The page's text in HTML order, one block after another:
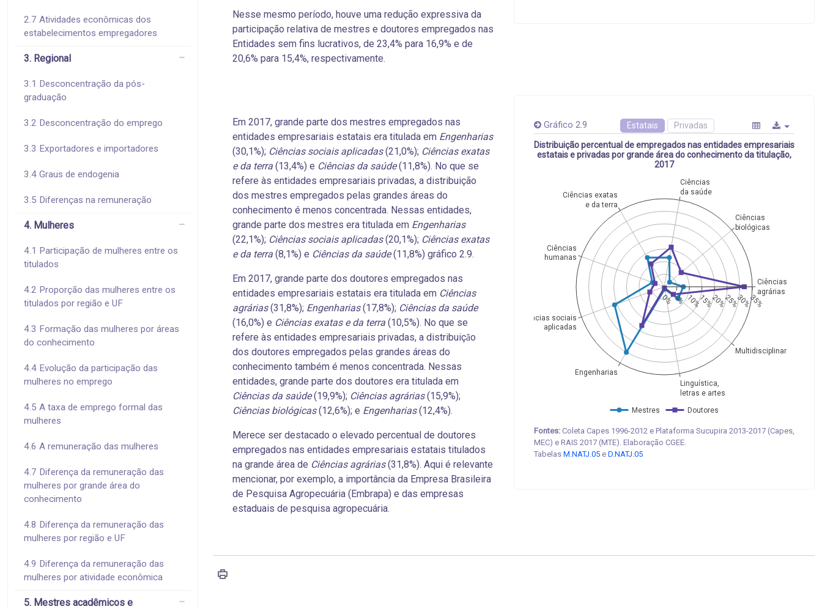
2.7 Atividades econômicas dos
estabelecimentos empregadores
3. Regional
3.1 Desconcentração da pós-
graduação
3.2 Desconcentração do emprego
3.3 Exportadores e importadores
3.4 Graus de endogenia
3.5 Diferenças na remuneração
4. Mulheres
4.1 Participação de mulheres entre os
titulados
4.2 Proporção das mulheres entre os
titulados por região e UF
4.3 Formação das mulheres por áreas
do conhecimento
4.4 Evolução da participação das
mulheres no emprego
4.5 A taxa de emprego formal das
mulheres
4.6 A remuneração das mulheres
4.7 Diferença da remuneração das
mulheres por grande área do
conhecimento
4.8 Diferença da remuneração das
mulheres por região e UF
4.9 Diferença da remuneração das
mulheres por atividade econômica
5. Mestres acadêmicos e
Nesse mesmo período, houve uma redução expressiva da
participação relativa de mestres e doutores empregados nas
Entidades sem fins lucrativos, de 23,4% para 16,9% e de
20,6% para 15,4%, respectivamente.
Em 2017, grande parte dos mestres empregados nas
entidades empresariais estatais era titulada em Engenharias
(30,1%); Ciências sociais aplicadas(21,0%); Ciências exatas
e da terra (13,4%) e Ciências da saúde(11,8%). No que se
refere às entidades empresariais privadas, a distribuição
dos mestres empregados pelas grandes áreas do
conhecimento é menos concentrada. Nessas entidades,
grande parte dos mestres era titulada em Engenharias
(22,1%); Ciências sociais aplicadas(20,1%); Ciências exatas
e da terra (8,1%) e Ciências da saúde(11,8%) gráfico 2.9.
Em 2017, grande parte dos doutores empregados nas
entidades empresariais estatais era titulada em Ciências
agrárias(31,8%); Engenharias(17,8%); Ciências da saúde
(16,0%) e Ciências exatas e da terra (10,5%). No que se
refere às entidades empresariais privadas, a distribuição
dos doutores empregados pelas grandes áreas do
conhecimento também é menos concentrada. Nessas
entidades, grande parte dos doutores era titulada em
Ciências da saúde(19,9%); Ciências agrárias(15,9%);
Ciências biológicas(12,6%); e Engenharias(12,4%).
Merece ser destacado o elevado percentual de doutores
empregados nas entidades empresariais estatais titulados
na grande área de Ciências agrárias(31,8%). Aqui é relevante
mencionar, por exemplo, a importância da Empresa Brasileira
de Pesquisa Agropecuária (Embrapa) e das empresas
estaduais de pesquisa agropecuária.
Gráfico 2.9 Estatais Privadas
Distribuição percentual de empregados nas entidades empresariais
estatais e privadas por grande área do conhecimento da titulação,
2017
Ciências
agrárias
Ciências
biológicas
Ciências
da saúde
Ciências exatas
e da terra
Ciências
humanas
Ciências sociais
aplicadas
Engenharias
Linguística,
letras e artes
Multidisciplinar
0%5%10%15%20%25%30%35%
Mestres Doutores
Fontes: Coleta Capes 1996-2012 e Plataforma Sucupira 2013-2017 (Capes,
MEC) e RAIS 2017 (MTE). Elaboração CGEE.
Tabelas M.NATJ.05 e D.NATJ.05